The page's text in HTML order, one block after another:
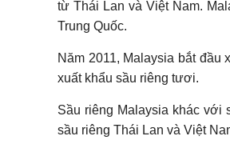
từ Thái Lan và Việt Nam.
Trung Quốc.
Năm 2011, Malaysia bắt đầu
xuất khẩu sầu riêng tươi.
Sầu riêng Malaysia khác với
sầu riêng Thái Lan và Việt